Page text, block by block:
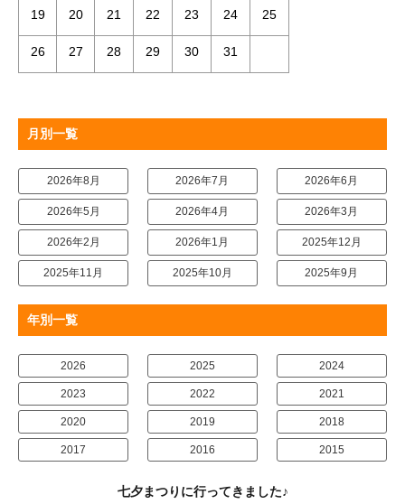
19 20 21 22 23 24 25
26 27 28 29 30 31
月別一覧
2026年8月 2026年7月 2026年6月
2026年5月 2026年4月 2026年3月
2026年2月 2026年1月 2025年12月
2025年11月 2025年10月 2025年9月
年別一覧
2026 2025 2024
2023 2022 2021
2020 2019 2018
2017 2016 2015
七夕まつりに行ってきました♪